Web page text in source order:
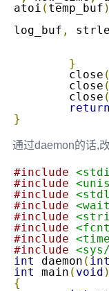
atoi ( temp_buf )
log_buf ,
}
	close
(
	close
(
	close
(
return
}
通过daemon的话,
#include
#include
#include
#include
#include
#include
#include
#include
int
daemon ( int
int
main ( void )
{